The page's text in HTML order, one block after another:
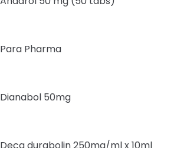
Para Pharma
Dianabol 50mg